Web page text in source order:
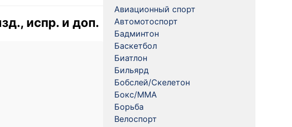
испр. и доп.
Авиационный спорт
Автомотоспорт
Бадминтон
Баскетбол
Биатлон
Бильярд
Бобслей/Скелетон
Бокс/MMA
Борьба
Велоспорт